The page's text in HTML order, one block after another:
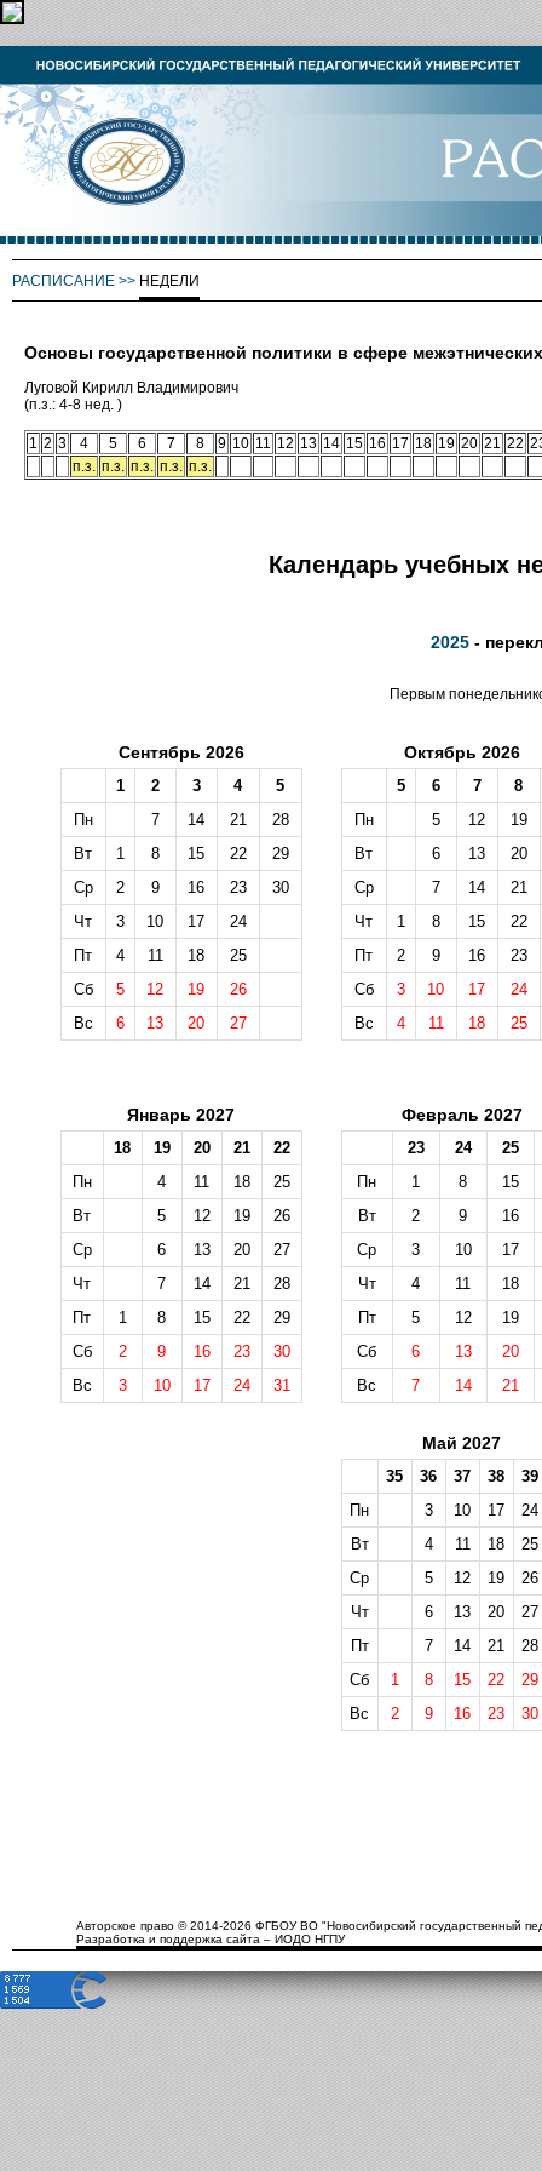
РАСПИСАНИЕ >> НЕДЕЛИ
Основы государственной политики в сфере
Луговой Кирилл Владимирович
(п.з.: 4-8 нед. )
1 2 3 4 5 6 7 8 9 10 11 12 13 14 15 16 17 18 19 20 21 22
п.з. п.з. п.з. п.з. п.з.
Календарь учебных
2025 -
Первым
Сентябрь 2026
1 2 3 4
5
Пн
7 14 21
28
Вт
1 8 15 22
29
Ср
2 9 16 23
30
Чт
3 10 17
24
Пт
4 11 18
25
Сб
5 12 19
26
Вс
6 13 20 27
Октябрь 2026
5 6 7
8
Пн
5 12
19
Вт
6 13
20
Ср
7 14
21
Чт
1 8 15
22
Пт
2 9 16
23
Сб
3 10 17
24
Вс
4 11 18 25
Январь 2027
18 19 20 21
22
Пн
4 11 18
25
Вт
5 12 19
26
Ср
6 13 20
27
Чт
7 14 21
28
Пт
1 8 15 22
29
Сб
2 9 16 23
30
Вс
3 10 17 24 31
Февраль 2027
23 24
25
Пн
1 8
15
Вт
2 9
16
Ср
3 10
17
Чт
4 11
18
Пт
5 12
19
Сб
6 13
20
Вс
7 14 21
Май 2027
35 36 37 38
39
Пн
3 10 17
24
Вт
4 11 18
25
Ср
5 12 19
26
Чт
6 13 20
27
Пт
7 14 21
28
Сб
1 8 15 22
29
Вс
2 9 16 23 30
Авторское право © 2014-2026 ФГБОУ ВО "Новосибирский государственный
Разработка и поддержка сайта – ИОДО НГПУ